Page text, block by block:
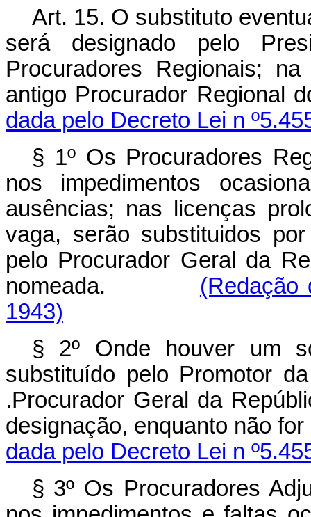
Art. 15. O substituto
será designado pelo
Procuradores Regionais;
antigo Procurador
dada pelo Decreto Lei n
§ 1º Os Procuradores
nos impedimentos
ausências; nas licenças
vaga, serão substituidos
pelo Procura­dor Geral da
nomeada. (Redação
1943)
§ 2º Onde houver um
substituído pelo Promotor
.Procurador Geral da
designação, enquanto
dada pelo Decreto Lei n
§ 3º Os Procuradores